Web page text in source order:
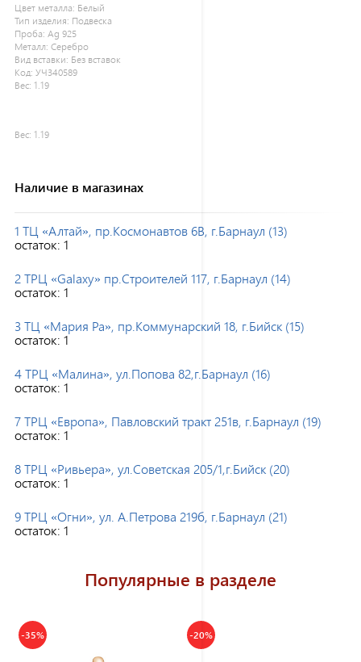
Цвет металла: Белый
Тип изделия: Подвеска
Проба: Ag 925
Металл: Серебро
Вид вставки: Без вставок
Код: УЧ340589
Вес: 1.19
Вес: 1.19
Наличие в магазинах
1 ТЦ «Алтай», пр.Космонавтов 6В, г.Барнаул (13)
остаток: 1
2 ТРЦ «Galaxy» пр.Строителей 117, г.Барнаул (14)
остаток: 1
3 ТЦ «Мария Ра», пр.Коммунарский 18, г.Бийск (15)
остаток: 1
4 ТРЦ «Малина», ул.Попова 82,г.Барнаул (16)
остаток: 1
7 ТРЦ «Европа», Павловский тракт 251в, г.Барнаул (19)
остаток: 1
8 ТРЦ «Ривьера», ул.Советская 205/1,г.Бийск (20)
остаток: 1
9 ТРЦ «Огни», ул. А.Петрова 219б, г.Барнаул (21)
остаток: 1
Популярные в разделе
-35% -20%